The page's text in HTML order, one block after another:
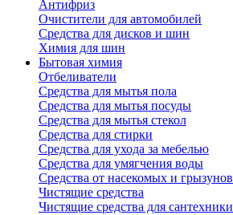
Антифриз
Очистители для автомобилей
Средства для дисков и шин
Химия для шин
Бытовая химия
Отбеливатели
Средства для мытья пола
Средства для мытья посуды
Средства для мытья стекол
Средства для стирки
Средства для ухода за мебелью
Средства для умягчения воды
Средства от насекомых и грызунов
Чистящие средства
Чистящие средства для сантехники